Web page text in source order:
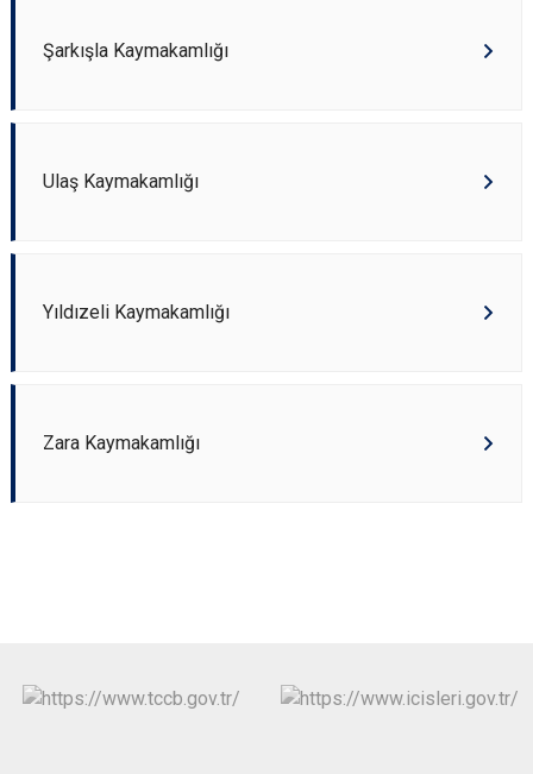
Şarkışla Kaymakamlığı
Ulaş Kaymakamlığı
Yıldızeli Kaymakamlığı
Zara Kaymakamlığı